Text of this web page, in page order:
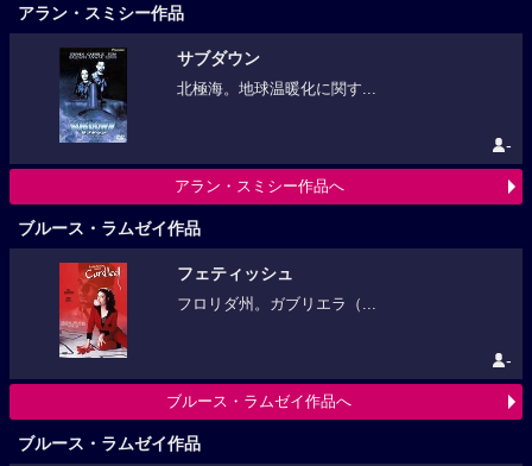
アラン・スミシー作品
サブダウン
北極海。地球温暖化に関す...
-
アラン・スミシー作品へ
ブルース・ラムゼイ作品
フェティッシュ
フロリダ州。ガブリエラ（...
-
ブルース・ラムゼイ作品へ
ブルース・ラムゼイ作品